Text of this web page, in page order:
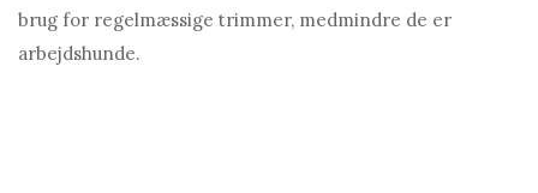
brug for regelmæssige trimmer, medmindre de er
arbejdshunde.